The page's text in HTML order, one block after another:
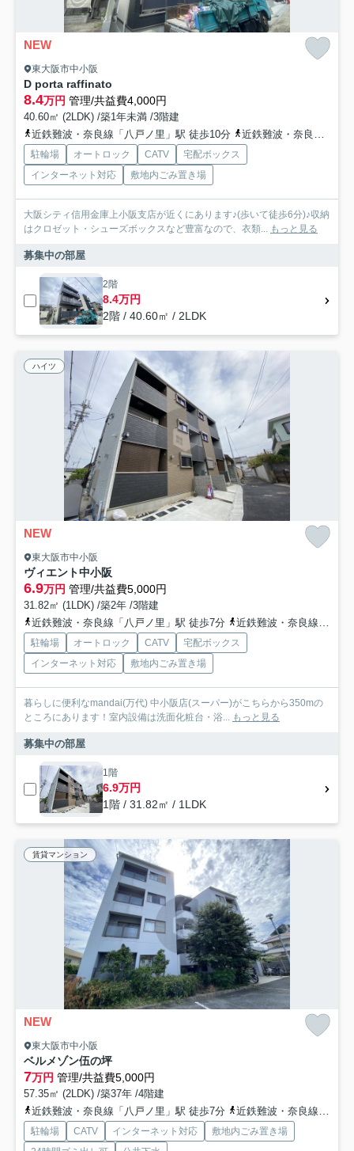
NEW
東大阪市中小阪
D porta raffinato
8.4万円 管理/共益費4,000円
40.60㎡ (2LDK) /築1年未満 /3階建
近鉄難波・奈良線「八戸ノ里」駅 徒歩10分
近鉄難波・奈良線「河内小阪」駅 徒歩12分
駐輪場 オートロック CATV
宅配ボックス
インターネット対応
敷地内ごみ置き場
大阪シティ信用金庫上小阪支店が近くにあります♪(歩いて徒歩6分)♪収納
はクロゼット・シューズボックスなど豊富なので、衣類... もっと見る
募集中の部屋
2階
8.4万円
2階 / 40.60㎡ / 2LDK
ハイツ
NEW
東大阪市中小阪
ヴィエント中小阪
6.9万円 管理/共益費5,000円
31.82㎡ (1LDK) /築2年 /3階建
近鉄難波・奈良線「八戸ノ里」駅 徒歩7分
近鉄難波・奈良線「河内小阪」駅 徒歩14分
駐輪場 オートロック CATV
宅配ボックス
インターネット対応
敷地内ごみ置き場
暮らしに便利なmandai(万代) 中小阪店(スーパー)がこちらから350mの
ところにあります！室内設備は洗面化粧台・浴... もっと見る
募集中の部屋
1階
6.9万円
1階 / 31.82㎡ / 1LDK
賃貸マンション
NEW
東大阪市中小阪
ベルメゾン伍の坪
7万円 管理/共益費5,000円
57.35㎡ (2LDK) /築37年 /4階建
近鉄難波・奈良線「八戸ノ里」駅 徒歩7分
近鉄難波・奈良線「河内小阪」駅 徒歩18分
駐輪場 CATV インターネット対応
敷地内ごみ置き場